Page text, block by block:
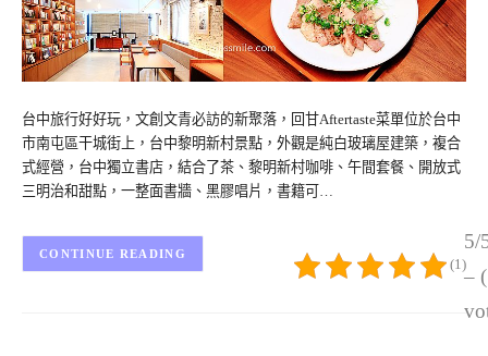
台中旅行好好玩，文創文青必訪的新聚落，回甘Aftertaste菜單位於台中
市南屯區干城街上，台中黎明新村景點，外觀是純白玻璃屋建築，複合
式經營，台中獨立書店，結合了茶、黎明新村咖啡、午間套餐、開放式
三明治和甜點，一整面書牆、黑膠唱片，書籍可…
5/
–
(1)
CONTINUE READING